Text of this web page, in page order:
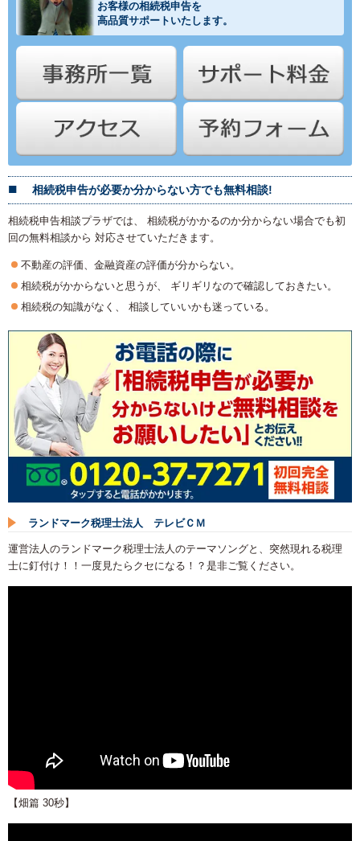
お客様の相続税申告を
高品質サポートいたします。
相続税申告が必要か分からない方でも無料相談!
相続税申告相談プラザでは、 相続税がかかるのか分からない場合でも初
回の無料相談から 対応させていただきます。
不動産の評価、金融資産の評価が分からない。
相続税がかからないと思うが、 ギリギリなので確認しておきたい。
相続税の知識がなく、 相談していいかも迷っている。
ランドマーク税理士法人 テレビＣＭ
運営法人のランドマーク税理士法人のテーマソングと、突然現れる税理
士に釘付け！！一度見たらクセになる！？是非ご覧ください。
【畑篇 30秒】